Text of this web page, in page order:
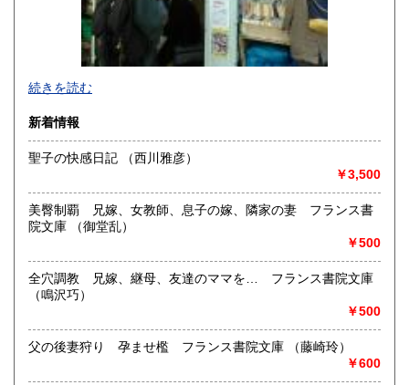
-
沿線名：東京メトロ半蔵門線 都営三田線 都営新宿線
最寄駅：神保町駅徒歩1分
営業時間：平日10:30-19:00 日・祝日11:00-18:30
定休日：年末年始(30日～3日)※28日以降の通販は翌年以降対
書籍の買取について
取り扱い分野
趣味、サブカルチャー、古書一般（その他）
続きを読む
新着情報
聖子の快感日記 （西川雅彦）
￥3,500
美臀制覇 兄嫁、女教師、息子の嫁、隣家の妻 フランス書
院文庫 （御堂乱）
￥500
全穴調教 兄嫁、継母、友達のママを… フランス書院文庫
（鳴沢巧）
￥500
父の後妻狩り 孕ませ檻 フランス書院文庫 （藤崎玲）
￥600